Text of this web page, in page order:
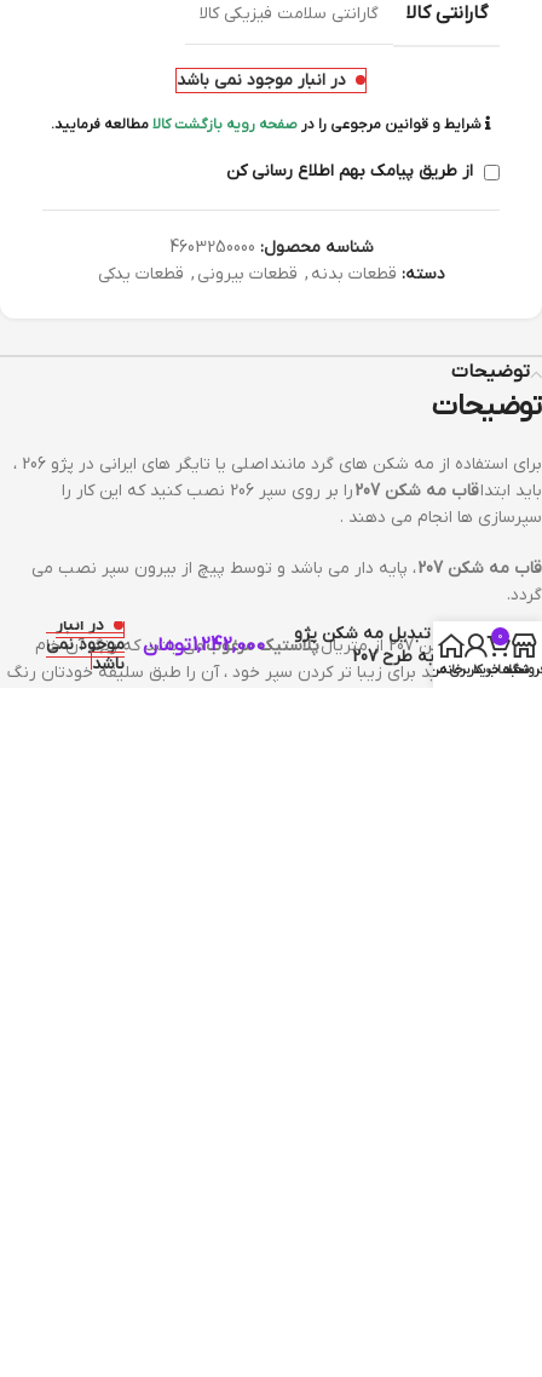
گارانتی کالا گارانتی سلامت فیزیکی کالا
در انبار موجود نمی باشد
شرایط و قوانین مرجوعی را درصفحه رویه بازگشت کالامطالعه فرمایید.
از طریق پیامک بهم اطلاع رسانی کن
شناسه محصول: 4603250000
دسته: قطعات بدنه , قطعات بیرونی , قطعات یدکی
توضیحات
توضیحات
برای استفاده از مه شکن های گرد مانند اصلی یا تایگر های ایرانی در پژو 206 ،
باید ابتداقاب مه شکن 207
را بر روی سپر 206 نصب کنید که این کار را
سپرسازی ها انجام می دهند .
قاب مه شکن 207
، پایه دار می باشد و توسط پیچ از بیرون سپر نصب می
گردد.
فاب دور مه شکن 207 از متریال پلاستیک مرغوبمی باشد که رنگ آن خام
است و می توانید برای زیبا تر کردن سپر خود ، آن را طبق سلیقه خودتان رنگ
قاب تبدیل مه شکن پژو
206 به طرح 207
1,242,000تومان
در انبار
موجود نمی
باشد
0
سبد خرید
حساب کاربری من
خانه